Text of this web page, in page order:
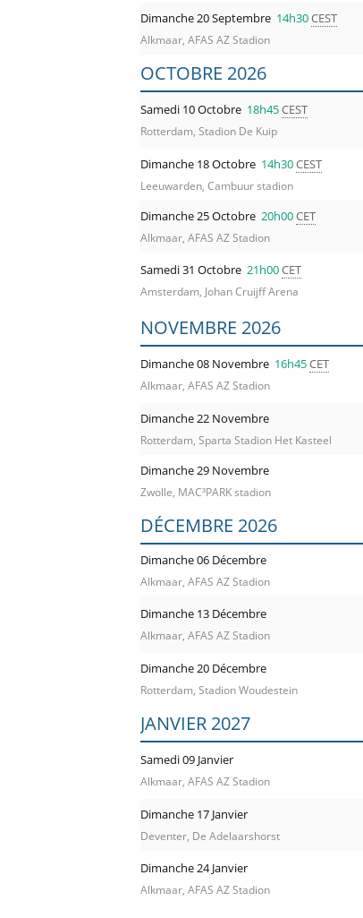
Dimanche 20 Septembre 14h30CEST
Alkmaar, AFAS AZ Stadion
OCTOBRE 2026
Samedi 10 Octobre 18h45CEST
Rotterdam, Stadion De Kuip
Dimanche 18 Octobre 14h30CEST
Leeuwarden, Cambuur stadion
Dimanche 25 Octobre 20h00CET
Alkmaar, AFAS AZ Stadion
Samedi 31 Octobre 21h00CET
Amsterdam, Johan Cruijff Arena
NOVEMBRE 2026
Dimanche 08 Novembre 16h45CET
Alkmaar, AFAS AZ Stadion
Dimanche 22 Novembre
Rotterdam, Sparta Stadion Het Kasteel
Dimanche 29 Novembre
Zwolle, MAC³PARK stadion
DÉCEMBRE 2026
Dimanche 06 Décembre
Alkmaar, AFAS AZ Stadion
Dimanche 13 Décembre
Alkmaar, AFAS AZ Stadion
Dimanche 20 Décembre
Rotterdam, Stadion Woudestein
JANVIER 2027
Samedi 09 Janvier
Alkmaar, AFAS AZ Stadion
Dimanche 17 Janvier
Deventer, De Adelaarshorst
Dimanche 24 Janvier
Alkmaar, AFAS AZ Stadion